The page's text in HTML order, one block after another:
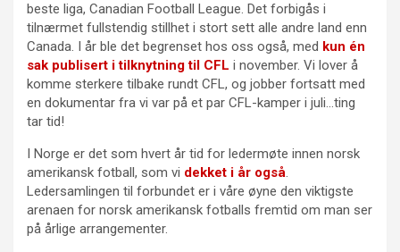
beste liga, Canadian Football League. Det forbigås i
tilnærmet fullstendig stillhet i stort sett alle andre land enn
Canada. I år ble det begrenset hos oss også, med kun én
sak publisert i tilknytning til CFL i november. Vi lover å
komme sterkere tilbake rundt CFL, og jobber fortsatt med
en dokumentar fra vi var på et par CFL-kamper i juli…ting
tar tid!
I Norge er det som hvert år tid for ledermøte innen norsk
amerikansk fotball, som vi dekket i år også.
Ledersamlingen til forbundet er i våre øyne den viktigste
arenaen for norsk amerikansk fotballs fremtid om man ser
på årlige arrangementer.